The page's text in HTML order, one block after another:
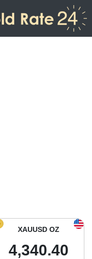
أسعار الذهب في أمريكا
XAUUSD OZ
4,340.40